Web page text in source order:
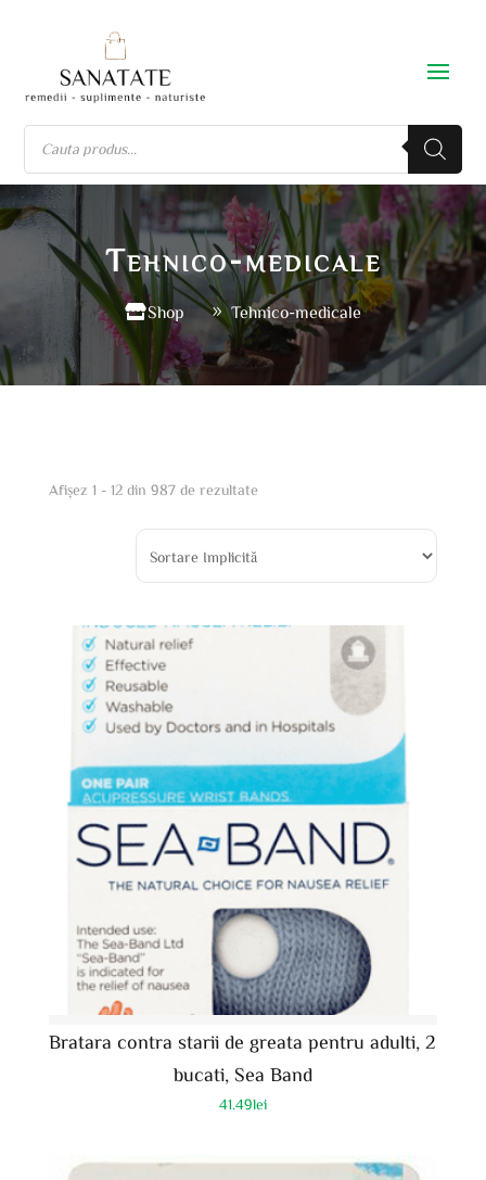
Tehnico-medicale
Shop Tehnico-medicale
Afișez 1 - 12 din 987 de rezultate
Bratara contra starii de greata pentru adulti, 2
bucati, Sea Band
41.49lei